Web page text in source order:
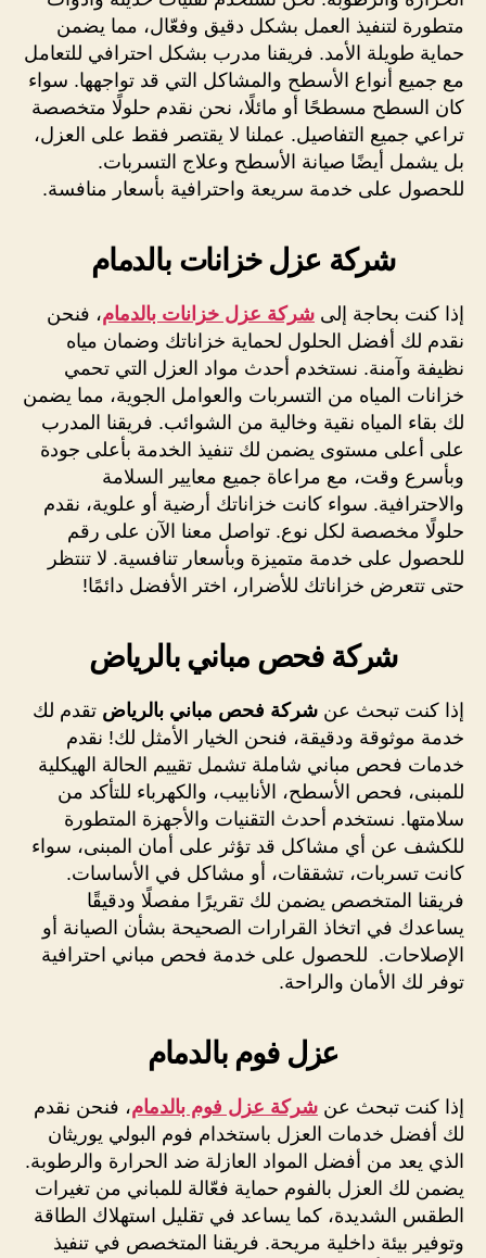
متطورة لتنفيذ العمل بشكل دقيق وفعّال، مما يضمن
حماية طويلة الأمد. فريقنا مدرب بشكل احترافي للتعامل
مع جميع أنواع الأسطح والمشاكل التي قد تواجهها. سواء
كان السطح مسطحًا أو مائلًا، نحن نقدم حلولًا متخصصة
تراعي جميع التفاصيل. عملنا لا يقتصر فقط على العزل،
بل يشمل أيضًا صيانة الأسطح وعلاج التسربات.
للحصول على خدمة سريعة واحترافية بأسعار منافسة.
شركة عزل خزانات بالدمام
إذا كنت بحاجة إلى شركة عزل خزانات بالدمام، فنحن
نقدم لك أفضل الحلول لحماية خزاناتك وضمان مياه
نظيفة وآمنة. نستخدم أحدث مواد العزل التي تحمي
خزانات المياه من التسربات والعوامل الجوية، مما يضمن
لك بقاء المياه نقية وخالية من الشوائب. فريقنا المدرب
على أعلى مستوى يضمن لك تنفيذ الخدمة بأعلى جودة
وبأسرع وقت، مع مراعاة جميع معايير السلامة
والاحترافية. سواء كانت خزاناتك أرضية أو علوية، نقدم
حلولًا مخصصة لكل نوع. تواصل معنا الآن على رقم
للحصول على خدمة متميزة وبأسعار تنافسية. لا تنتظر
حتى تتعرض خزاناتك للأضرار، اختر الأفضل دائمًا!
شركة فحص مباني بالرياض
إذا كنت تبحث عن شركة فحص مباني بالرياض تقدم لك
خدمة موثوقة ودقيقة، فنحن الخيار الأمثل لك! نقدم
خدمات فحص مباني شاملة تشمل تقييم الحالة الهيكلية
للمبنى، فحص الأسطح، الأنابيب، والكهرباء للتأكد من
سلامتها. نستخدم أحدث التقنيات والأجهزة المتطورة
للكشف عن أي مشاكل قد تؤثر على أمان المبنى، سواء
كانت تسربات، تشققات، أو مشاكل في الأساسات.
فريقنا المتخصص يضمن لك تقريرًا مفصلًا ودقيقًا
يساعدك في اتخاذ القرارات الصحيحة بشأن الصيانة أو
الإصلاحات. للحصول على خدمة فحص مباني احترافية
توفر لك الأمان والراحة.
عزل فوم بالدمام
إذا كنت تبحث عن شركة عزل فوم بالدمام، فنحن نقدم
لك أفضل خدمات العزل باستخدام فوم البولي يوريثان
الذي يعد من أفضل المواد العازلة ضد الحرارة والرطوبة.
يضمن لك العزل بالفوم حماية فعّالة للمباني من تغيرات
الطقس الشديدة، كما يساعد في تقليل استهلاك الطاقة
وتوفير بيئة داخلية مريحة. فريقنا المتخصص في تنفيذ